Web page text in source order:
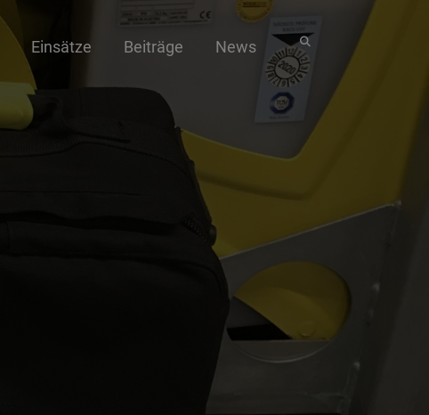
Einsätze Beiträge News